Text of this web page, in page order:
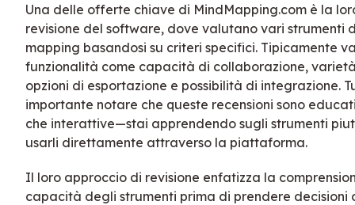
Una delle offerte chiave di MindMapping.com è la
revisione del software, dove valutano vari strumenti
mapping basandosi su criteri specifici. Tipicamente
funzionalità come capacità di collaborazione,
opzioni di esportazione e possibilità di integrazione.
importante notare che queste recensioni sono
che interattive—stai apprendendo sugli strumenti
usarli direttamente attraverso la piattaforma.
Il loro approccio di revisione enfatizza la
capacità degli strumenti prima di prendere decisioni